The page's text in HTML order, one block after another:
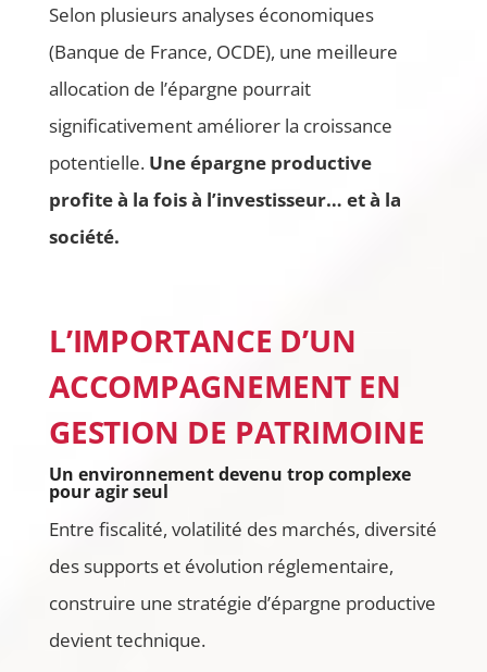
Selon plusieurs analyses économiques
(Banque de France, OCDE), une meilleure
allocation de l’épargne pourrait
significativement améliorer la croissance
potentielle. Une épargne productive
profite à la fois à l’investisseur… et à la
société.
L’IMPORTANCE D’UN
ACCOMPAGNEMENT EN
GESTION DE PATRIMOINE
Un environnement devenu trop complexe
pour agir seul
Entre fiscalité, volatilité des marchés, diversité
des supports et évolution réglementaire,
construire une stratégie d’épargne productive
devient technique.